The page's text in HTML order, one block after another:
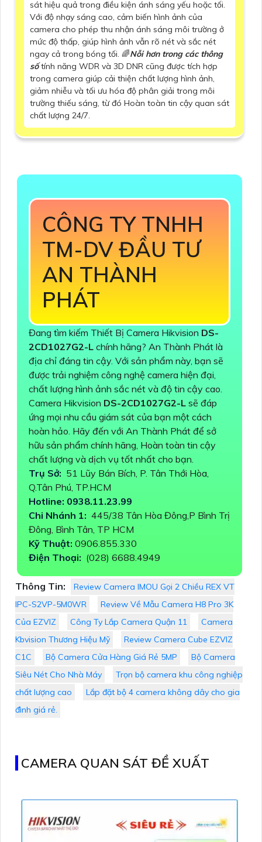
sát hiệu quả trong điều kiện ánh sáng yếu hoặc tối.
Với độ nhạy sáng cao, cảm biến hình ảnh của
camera cho phép thu nhận ánh sáng môi trường ở
mức độ thấp, giúp hình ảnh vẫn rõ nét và sắc nét
ngay cả trong bóng tối. 🌈Nỗi hơn trong các thông
sốtính năng WDR và 3D DNR cũng được tích hợp
trong camera giúp cải thiện chất lượng hình ảnh,
giảm nhiễu và tối ưu hóa độ phân giải trong môi
trường thiếu sáng, từ đó Hoàn toàn tin cậy quan sát
chất lượng 24/7.
CÔNG TY TNHH
TM-DV ĐẦU TƯ
AN THÀNH
PHÁT
Đang tìm kiếm Thiết Bị Camera Hikvision DS-
2CD1027G2-L chính hãng? An Thành Phát là
địa chỉ đáng tin cậy. Với sản phẩm này, bạn sẽ
được trải nghiệm công nghệ camera hiện đại,
chất lượng hình ảnh sắc nét và độ tin cậy cao.
Camera Hikvision DS-2CD1027G2-L sẽ đáp
ứng mọi nhu cầu giám sát của bạn một cách
hoàn hảo. Hãy đến với An Thành Phát để sở
hữu sản phẩm chính hãng, Hoàn toàn tin cậy
chất lượng và dịch vụ tốt nhất cho bạn.
Trụ Sở: 51 Lũy Bán Bích, P. Tân Thới Hòa,
Q.Tân Phú, TP.HCM
Hotline: 0938.11.23.99
Chi Nhánh 1: 445/38 Tân Hòa Đông,P Bình Trị
Đông, Bình Tân, TP HCM
Kỹ Thuật: 0906.855.330
Điện Thoại: (028) 6688.4949
Thông Tin:
Review Camera IMOU Gọi 2 Chiều REX VT
IPC-S2VP-5M0WR
Review Về Mẫu Camera H8 Pro 3K
Của EZVIZ
Công Ty Lắp Camera Quận 11
Camera
Kbvision Thương Hiệu Mỹ
Review Camera Cube EZVIZ
C1C
Bộ Camera Cửa Hàng Giá Rẻ 5MP
Bộ Camera
Siêu Nét Cho Nhà Máy
Trọn bộ camera khu công nghiệp
chất lượng cao
Lắp đặt bộ 4 camera không dây cho gia
đình giá rẻ.
CAMERA QUAN SÁT ĐỀ XUẤT